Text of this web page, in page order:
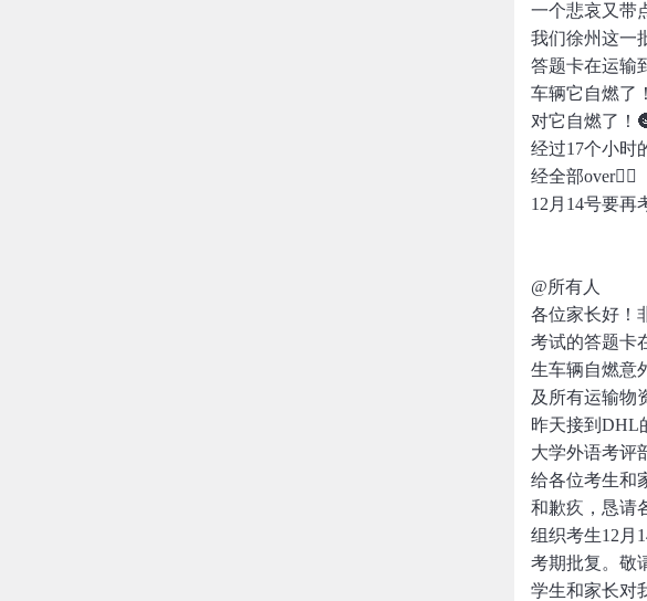
一个悲哀又带
我们徐州这一
答题卡在运输
车辆它自燃了！
对它自燃了！
经过17个小时
经全部over👎🏻
12月14号要再
@所有人
各位家长好！
考试的答题卡
生车辆自燃意
及所有运输物
昨天接到DHL
大学外语考评
给各位考生和
和歉疚，恳请
组织考生12月
考期批复。敬
学生和家长对